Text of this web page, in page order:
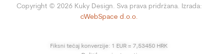
Copyright © 2026Kuky Design. Sva prava pridržana. Izrada:
cWebSpace d.o.o.
Fiksni tečaj konverzije: 1 EUR = 7,53450 HRK